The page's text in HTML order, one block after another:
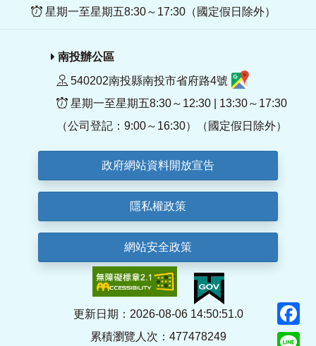
星期一至星期五8:30～17:30（國定假日除外）
南投辦公區
540202南投縣南投市省府路4號
星期一至星期五8:30～12:30 | 13:30～17:30
（公司登記：9:00～16:30）（國定假日除外）
政府網站資料開放宣告
隱私權政策
網站安全政策
更新日期：2026-08-06 14:50:51.0
累積瀏覽人次：477478249